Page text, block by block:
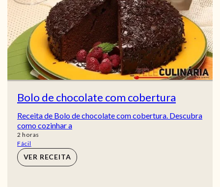
Bolo de chocolate com cobertura
Receita de Bolo de chocolate com cobertura. Descubra
como cozinhar a
2 horas
horas
Fácil
VER RECEITA